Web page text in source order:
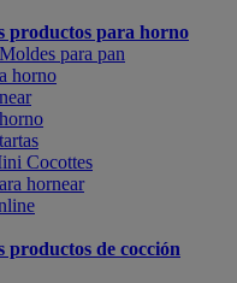
productos para horno
para pan
horno
Cocottes
hornear
productos de cocción